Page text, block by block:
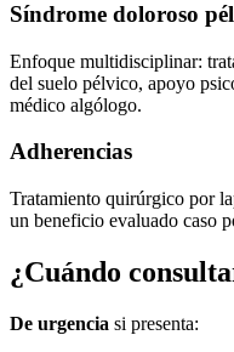
Síndrome doloroso
Enfoque multidisciplinar:
del suelo pélvico, apoyo
médico algólogo.
Adherencias
Tratamiento quirúrgico por
un beneficio evaluado caso
¿Cuándo
De urgencia si presenta: